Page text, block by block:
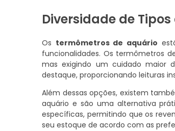
Diversidade de
Os termômetros de aquário
funcionalidades. Os termômetros
mas exigindo um cuidado maior
destaque, proporcionando leituras
Além dessas opções, existem
aquário e são uma alternativa
específicas, permitindo que os
seu estoque de acordo com as